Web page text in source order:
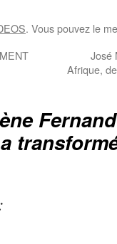
. Vous pouvez le
José
Afrique,